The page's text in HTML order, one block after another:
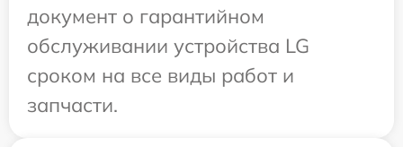
документ о гарантийном
обслуживании устройства LG
сроком на все виды работ и
запчасти.